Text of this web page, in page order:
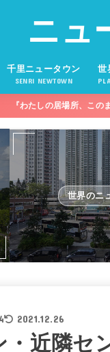
ニュ
千里ニュータウン
SENRI NEWTOWN
世
『わたしの居場所、こ
世界のニ
2021.12.26
近隣セ